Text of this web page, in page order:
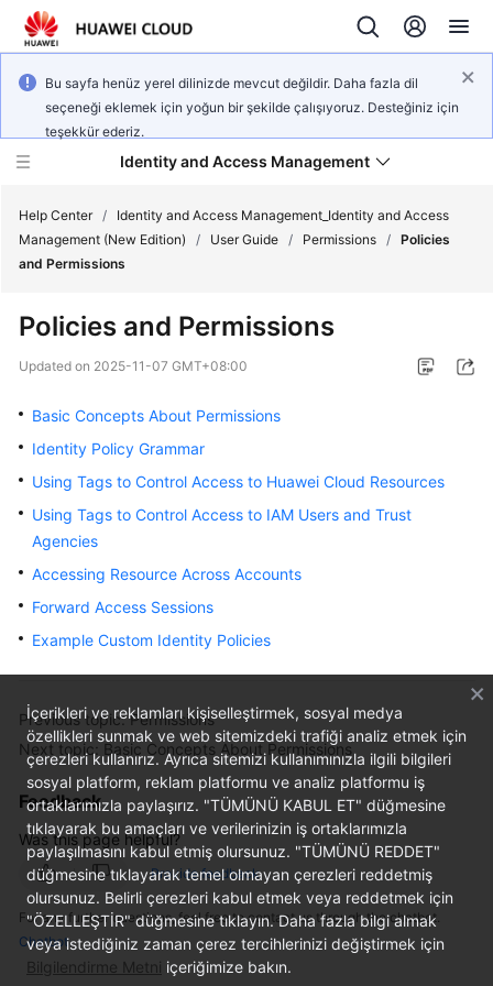
Bu sayfa henüz yerel dilinizde mevcut değildir. Daha fazla dil
seçeneği eklemek için yoğun bir şekilde çalışıyoruz. Desteğiniz için
teşekkür ederiz.
Identity and Access Management
What's
New
Service
Overview
Getting
Started
Best
API
Reference
FAQs
Service
Authorization
Reference
General
Help Center /
Identity and Access Management_Identity and Access
Management (New Edition)
/ User Guide / Permissions / Policies
and Permissions
Policies and Permissions
Updated on 2025-11-07 GMT+08:00
Basic Concepts About Permissions
Identity Policy Grammar
Using Tags to Control Access to Huawei Cloud Resources
Using Tags to Control Access to IAM Users and Trust
Agencies
Accessing Resource Across Accounts
Forward Access Sessions
Example Custom Identity Policies
Previous topic: Permissions
Next topic: Basic Concepts About Permissions
Feedback
Was this page helpful?
Provide feedback
For any further questions, feel free to contact us through the chatbot.
Chatbot
İçerikleri ve reklamları kişiselleştirmek, sosyal medya
özellikleri sunmak ve web sitemizdeki trafiği analiz etmek için
çerezleri kullanırız. Ayrıca sitemizi kullanımınızla ilgili bilgileri
sosyal platform, reklam platformu ve analiz platformu iş
ortaklarımızla paylaşırız. "TÜMÜNÜ KABUL ET" düğmesine
tıklayarak bu amaçları ve verilerinizin iş ortaklarımızla
paylaşılmasını kabul etmiş olursunuz. "TÜMÜNÜ REDDET"
düğmesine tıklayarak temel olmayan çerezleri reddetmiş
olursunuz. Belirli çerezleri kabul etmek veya reddetmek için
"ÖZELLEŞTİR" düğmesine tıklayın. Daha fazla bilgi almak
veya istediğiniz zaman çerez tercihlerinizi değiştirmek için
Bilgilendirme Metni içeriğimize bakın.